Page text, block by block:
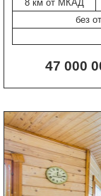
8 км от МКАД
без
47 000